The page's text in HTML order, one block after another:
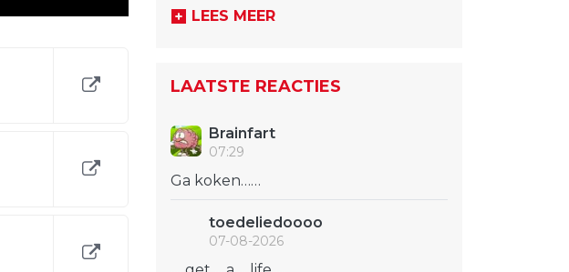
LEES MEER
LAATSTE REACTIES
Brainfart
07:29
Ga koken……
toedeliedoooo
07-08-2026